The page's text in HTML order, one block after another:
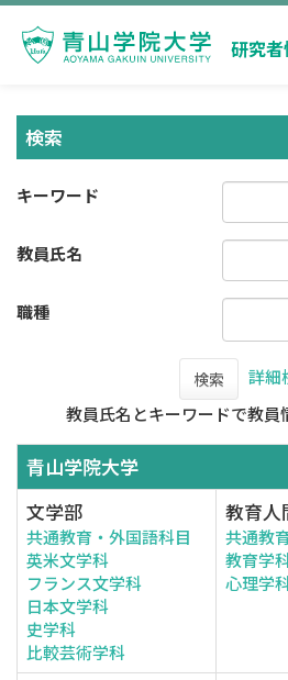
研究
検索
キーワード
教員氏名
職種
検索
詳細
教員氏名とキーワードで教員
青山学院大学
文学部
共通教育・外国語科目
英米文学科
フランス文学科
日本文学科
史学科
比較芸術学科
教育人
共通教
教育学
心理学